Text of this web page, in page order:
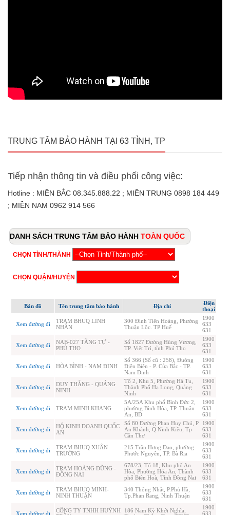
TRUNG TÂM BẢO HÀNH TẠI 63 TỈNH, TP
Tiếp nhận thông tin và điều phối công việc:
Hotline : MIỀN BẮC 08.345.888.22 ; MIỀN TRUNG 0898 184 449
; MIỀN NAM 0962 914 566